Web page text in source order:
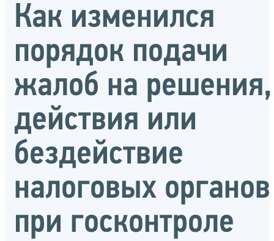
Как изменился
порядок подачи
жалоб на решения,
действия или
бездействие
налоговых органов
при госконтроле